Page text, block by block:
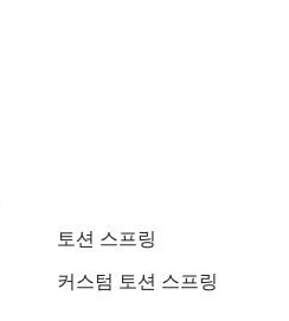
토션 스프링
커스텀 토션 스프링